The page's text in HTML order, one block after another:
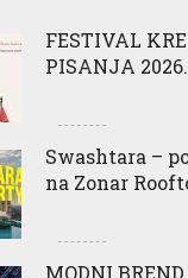
FESTIVAL
PISANJA 2026.
Swashtara –
na Zonar